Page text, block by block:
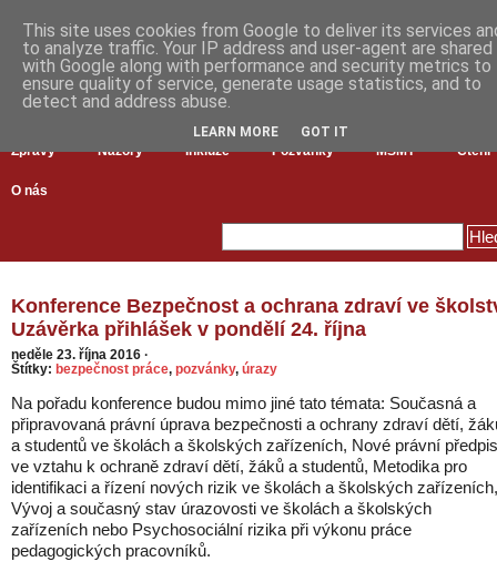
Zprávy Názory Inkluze Pozvánky MŠMT Čtení
O nás
Konference Bezpečnost a ochrana zdraví ve
Uzávěrka přihlášek v pondělí 24. října
neděle 23. října 2016 ·
Štítky: bezpečnost práce, pozvánky, úrazy
Na pořadu konference budou mimo jiné tato témata: Současná a
připravovaná právní úprava bezpečnosti a ochrany zdraví dětí,
a studentů ve školách a školských zařízeních, Nové právní
ve vztahu k ochraně zdraví dětí, žáků a studentů, Metodika pro
identifikaci a řízení nových rizik ve školách a školských zařízeních,
Vývoj a současný stav úrazovosti ve školách a školských
zařízeních nebo Psychosociální rizika při výkonu práce
pedagogických pracovníků.
This site uses cookies from Google to deliver its services
to analyze traffic. Your IP address and user-agent are shared
with Google along with performance and security metrics to
ensure quality of service, generate usage statistics, and to
detect and address abuse.
LEARN MORE GOT IT